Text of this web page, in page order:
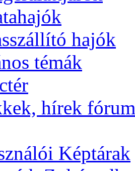
hajók
témák
hírek
Képtárak